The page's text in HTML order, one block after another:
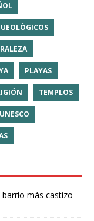
PLAYAS
TEMPLOS
UNESCO
barrio más castizo